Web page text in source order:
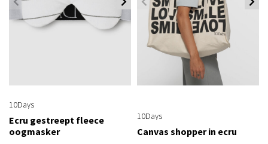
10Days
Ecru gestreept fleece
oogmasker
10Days
Canvas shopper in ecru